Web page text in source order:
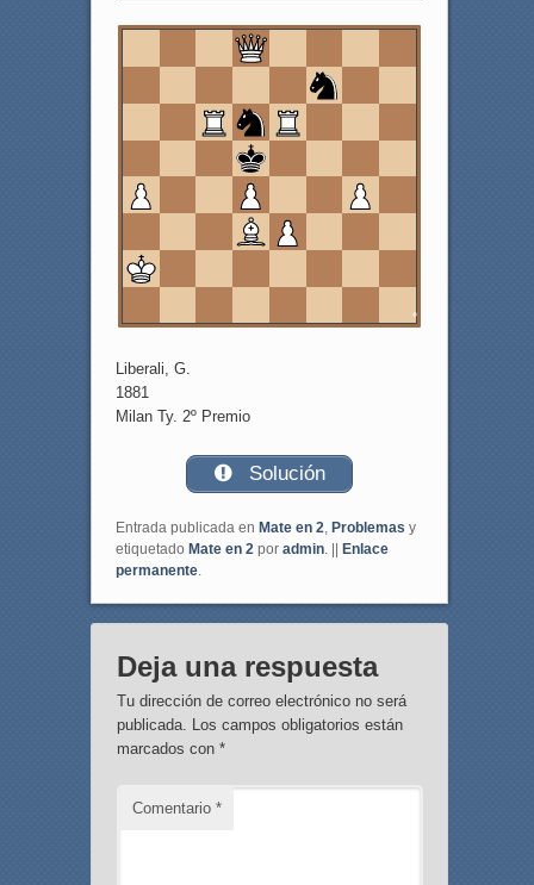
Liberali, G.
1881
Milan Ty. 2º Premio
Solución
Entrada publicada en Mate en 2, Problemas y
etiquetado Mate en 2por admin. ||
Enlace
permanente.
Deja una respuesta
Tu dirección de correo electrónico no será
publicada. Los campos obligatorios están
marcados con *
Comentario *